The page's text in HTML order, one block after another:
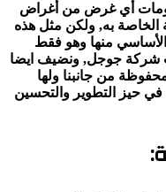
أي غرض من أغراض
به, ولكن مثل هذه
منها وهو فقط
شركة جوجل, ونضيف ايضا
من جانبنا ولها
في حيز التطوير والتحسين